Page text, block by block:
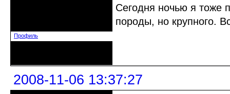
Профиль
Сегодня ночью я тоже
породы, но крупного.
2008-11-06 13:37:27